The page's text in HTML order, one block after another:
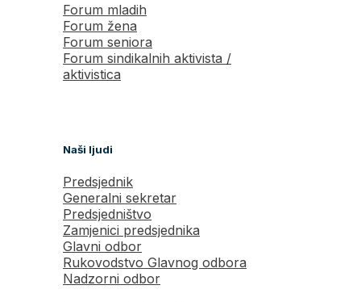
Forum mladih
Forum žena
Forum seniora
Forum sindikalnih aktivista /
aktivistica
Naši ljudi
Predsjednik
Generalni sekretar
Predsjedništvo
Zamjenici predsjednika
Glavni odbor
Rukovodstvo Glavnog odbora
Nadzorni odbor